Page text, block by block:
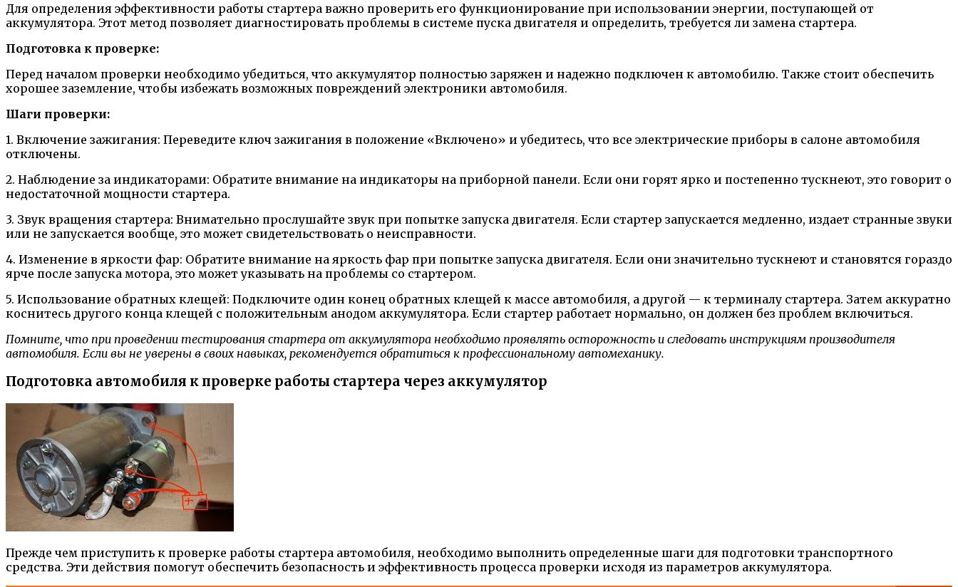
Для определения эффективности работы стартера важно проверить его функционирование при использовании энергии, поступающей от
аккумулятора. Этот метод позволяет диагностировать проблемы в системе пуска двигателя и определить, требуется ли замена стартера.
Подготовка к проверке:
Перед началом проверки необходимо убедиться, что аккумулятор полностью заряжен и надежно подключен к автомобилю. Также стоит обеспечить
хорошее заземление, чтобы избежать возможных повреждений электроники автомобиля.
Шаги проверки:
1. Включение зажигания: Переведите ключ зажигания в положение «Включено» и убедитесь, что все электрические приборы в салоне автомобиля
отключены.
2. Наблюдение за индикаторами: Обратите внимание на индикаторы на приборной панели. Если они горят ярко и постепенно тускнеют, это говорит о
недостаточной мощности стартера.
3. Звук вращения стартера: Внимательно прослушайте звук при попытке запуска двигателя. Если стартер запускается медленно, издает странные звуки
или не запускается вообще, это может свидетельствовать о неисправности.
4. Изменение в яркости фар: Обратите внимание на яркость фар при попытке запуска двигателя. Если они значительно тускнеют и становятся гораздо
ярче после запуска мотора, это может указывать на проблемы со стартером.
5. Использование обратных клещей: Подключите один конец обратных клещей к массе автомобиля, а другой — к терминалу стартера. Затем аккуратно
коснитесь другого конца клещей с положительным анодом аккумулятора. Если стартер работает нормально, он должен без проблем включиться.
Помните, что при проведении тестирования стартера от аккумулятора необходимо проявлять осторожность и следовать инструкциям производителя
автомобиля. Если вы не уверены в своих навыках, рекомендуется обратиться к профессиональному автомеханику.
Подготовка автомобиля к проверке работы стартера через аккумулятор
Прежде чем приступить к проверке работы стартера автомобиля, необходимо выполнить определенные шаги для подготовки транспортного
средства. Эти действия помогут обеспечить безопасность и эффективность процесса проверки исходя из параметров аккумулятора.